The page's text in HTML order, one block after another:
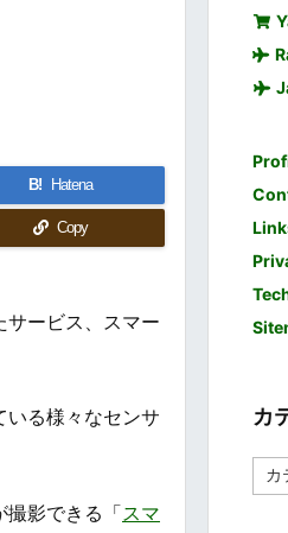
B! Hatena
Copy
サービス、スマー
いる様々なセンサ
撮影できる「スマ
カ
テ